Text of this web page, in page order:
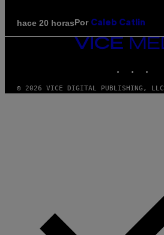
hace 20 horasPor Caleb Catlin
VICE
© 2026 VICE DIGITAL PUBLISHING, LLC